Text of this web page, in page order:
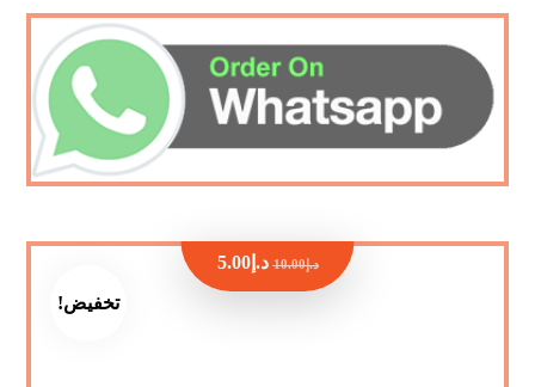
تخفيض!
د.إ10.00 د.إ5.00